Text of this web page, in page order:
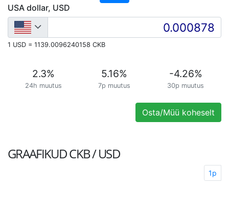
USA dollar, USD
1 USD = 1139.0096240158 CKB
2.3%
24h muutus
5.16%
7p muutus
-4.26%
30p muutus
Osta/Müü koheselt
GRAAFIKUDCKB / USD
1p